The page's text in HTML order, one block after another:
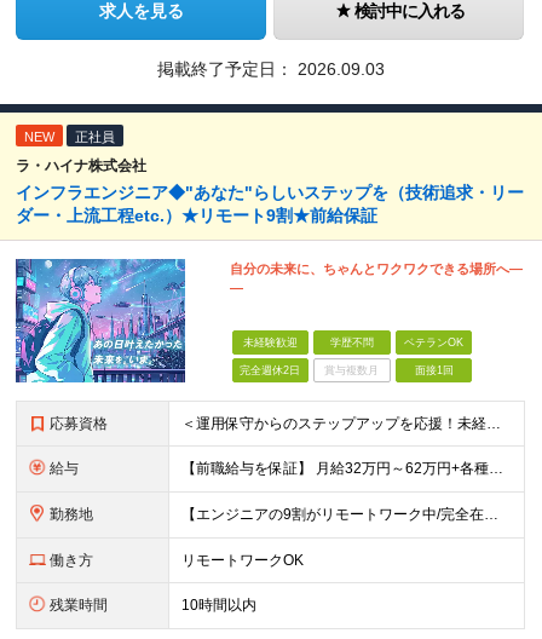
求人を見る 検討中に入れる
掲載終了予定日： 2026.09.03
NEW 正社員
ラ・ハイナ株式会社
インフラエンジニア◆"あなた"らしいステップを（技術追求・リー
ダー・上流工程etc.）★リモート9割★前給保証
自分の未来に、ちゃんとワクワクできる場所へ―
―
未経験歓迎 学歴不問 ベテランOK
完全週休2日 賞与複数月 面接1回
応募資格 ＜運用保守からのステップアップを応援！未経験からの挑戦も大歓迎です♪＞ ■インフラエンジニアとして何らかの実務経験がある方（経験領域不問） ■学歴不問 【こんな方にピッタリの環境です！】 ・運用保守
給与 【前職給与を保証】 月給32万円～62万円+各種手当+決算賞与 ★資格手当や資格取得報奨金、役職手当など待遇、福利厚生が充実！ ★1年で年収60万円以上アップした社員が多数！ ※経験・スキルを考慮
勤務地 【エンジニアの9割がリモートワーク中/完全在宅ワークで働くメンバーも◎】 現在、エンジニアの約9割がリモートワークを実施。 そのうち約3割がフルリモートで勤務しており、地方在住のメンバーも活躍していま
働き方 リモートワークOK
残業時間 10時間以内